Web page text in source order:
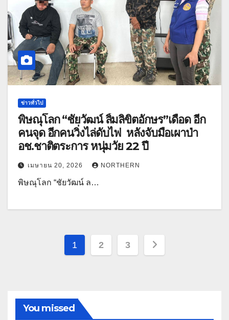
ข่าวทั่วไป
พิษณุโลก “ชัยวัฒน์ ลิ้มลิขิตอักษร”เดือด อีก
คนจุด อีกคนวิ่งไล่ดับไฟ หลังจับมือเผาป่า
อช.ชาติตระการ หนุ่มวัย 22 ปี
เมษายน 20, 2026 NORTHERN
พิษณุโลก “ชัยวัฒน์ ล…
Posts
1 2 3
You missed